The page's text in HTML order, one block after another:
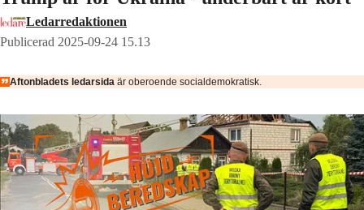
Ledarredaktionen
Publicerad 2025-09-24 15.13
Aftonbladets ledarsida är oberoende socialdemokratisk.